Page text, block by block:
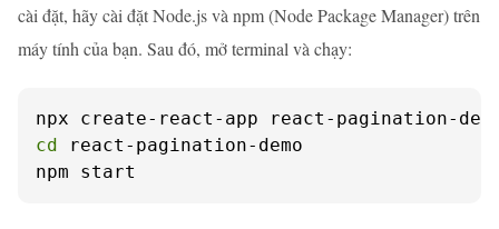
cài đặt, hãy cài đặt Node.js và npm (Node Package Manager) trên
máy tính của bạn. Sau đó, mở terminal và chạy:
cd react-pagination-demo
npm start